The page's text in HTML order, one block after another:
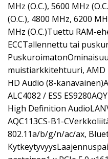
MHz (O.C.), 5600 MHz
(O.C.), 4800 MHz, 6200
MHz (O.C.)Tuettu RAM-
ECCTallennettu tai
muistiarkkitehtuuri, AMD
HD Audio (8-
ALC4082 / ESS
High Definition
AQC113CS-B1-
802.11a/b/g/n/ac/ax,